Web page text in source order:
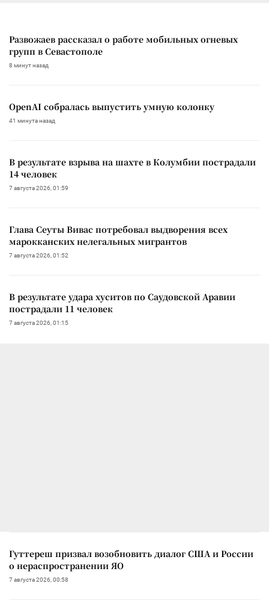
Развожаев рассказал о работе мобильных огневых
групп в Севастополе
8 минут назад
OpenAI собралась выпустить умную колонку
41 минута назад
В результате взрыва на шахте в Колумбии пострадали
14 человек
7 августа 2026, 01:59
Глава Сеуты Вивас потребовал выдворения всех
марокканских нелегальных мигрантов
7 августа 2026, 01:52
В результате удара хуситов по Саудовской Аравии
пострадали 11 человек
7 августа 2026, 01:15
Гуттереш призвал возобновить диалог США и России
о нераспространении ЯО
7 августа 2026, 00:58